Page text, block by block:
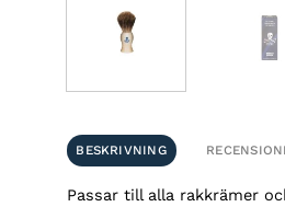
BESKRIVNING
Passar till alla rakkrämer